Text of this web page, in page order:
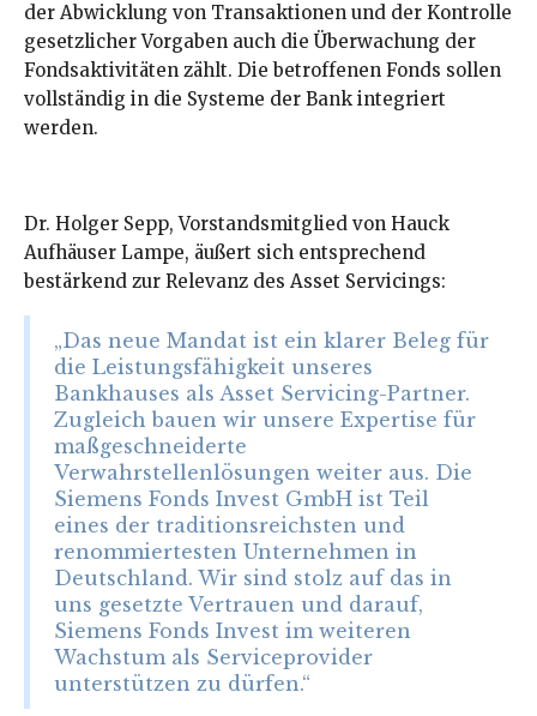
der Abwicklung von Transaktionen und der Kontrolle
gesetzlicher Vorgaben auch die Überwachung der
Fondsaktivitäten zählt. Die betroffenen Fonds sollen
vollständig in die Systeme der Bank integriert
werden.
Dr. Holger Sepp, Vorstandsmitglied von Hauck
Aufhäuser Lampe, äußert sich entsprechend
bestärkend zur Relevanz des Asset Servicings:
„Das neue Mandat ist ein klarer Beleg für
die Leistungsfähigkeit unseres
Bankhauses als Asset Servicing-Partner.
Zugleich bauen wir unsere Expertise für
maßgeschneiderte
Verwahrstellenlösungen weiter aus. Die
Siemens Fonds Invest GmbH ist Teil
eines der traditionsreichsten und
renommiertesten Unternehmen in
Deutschland. Wir sind stolz auf das in
uns gesetzte Vertrauen und darauf,
Siemens Fonds Invest im weiteren
Wachstum als Serviceprovider
unterstützen zu dürfen.“